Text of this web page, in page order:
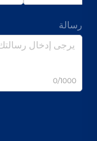
رسالة
0/1000